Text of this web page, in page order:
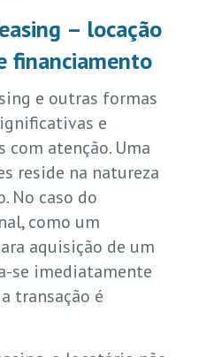
– locação
financiamento
e outras formas
e
com atenção. Uma
reside na natureza
No caso do
como um
aquisição de um
se imediatamente
transação é